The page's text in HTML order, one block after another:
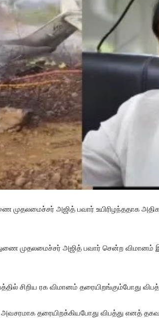
முதலமைச்சர் அஜித் பவார் உயிரிழந்ததாக
முதலமைச்சர் அஜித் பவார் சென்ற விமானம்
சிறிய ரக விமானம் தரையிறங்கும்போது
தரையிறக்கியபோது விபத்து எனத்